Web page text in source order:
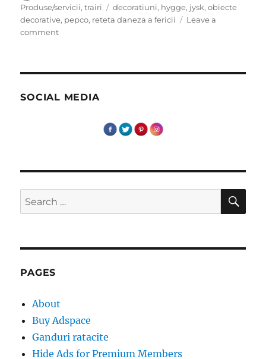
on
Produse/servicii,trairi Tags
decoratiuni, hygge, jysk,obiecte
decorative, pepco, reteta daneza a fericii
Leave a
commenton
fericit
SOCIAL MEDIA
Search
for:
PAGES
About
Buy Adspace
Ganduri ratacite
Hide Ads for Premium Members